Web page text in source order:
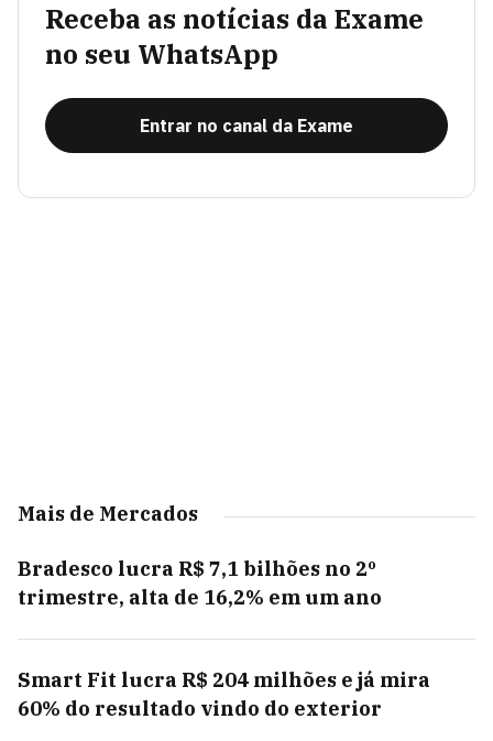
Receba as notícias da Exame
no seu WhatsApp
Entrar no canal da Exame
Mais de Mercados
Bradesco lucra R$ 7,1 bilhões no 2º
trimestre, alta de 16,2% em um ano
Smart Fit lucra R$ 204 milhões e já mira
60% do resultado vindo do exterior